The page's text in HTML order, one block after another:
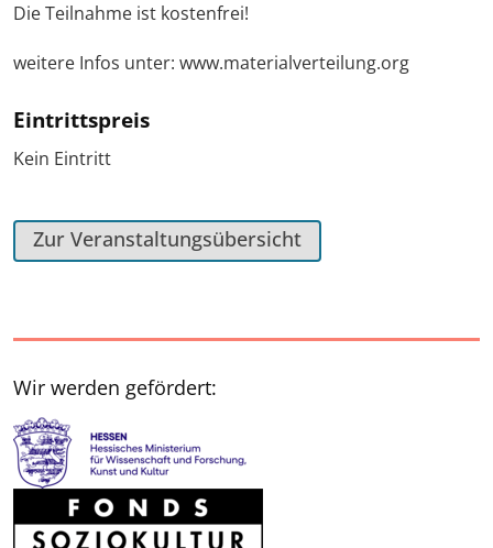
Die Teilnahme ist kostenfrei!
weitere Infos unter: www.materialverteilung.org
Eintrittspreis
Kein Eintritt
Zur Veranstaltungsübersicht
Wir werden gefördert: